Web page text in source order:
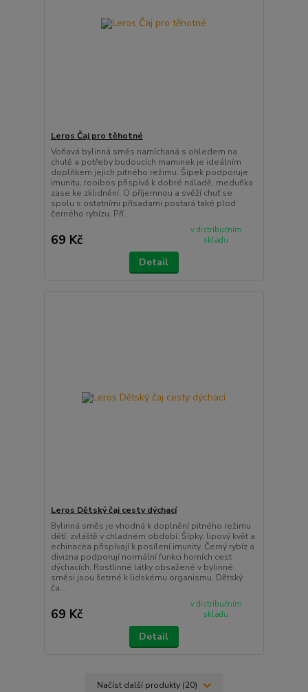
Leros Čaj pro těhotné
Voňavá bylinná směs namíchaná s ohledem na
chutě a potřeby budoucích maminek je ideálním
doplňkem jejich pitného režimu. Šípek podporuje
imunitu, rooibos přispívá k dobré náladě, meduňka
zase ke zklidnění. O příjemnou a svěží chuť se
spolu s ostatními přísadami postará také plod
černého rybízu. Pří...
69 Kč
v distribučním
skladu
Detail
Leros Dětský čaj cesty dýchací
Bylinná směs je vhodná k doplnění pitného režimu
dětí, zvláště v chladném období. Šípky, lipový květ a
echinacea přispívají k posílení imunity. Černý rybíz a
divizna podporují normální funkci horních cest
dýchacích. Rostlinné látky obsažené v bylinné
směsi jsou šetrné k lidskému organismu. Dětský
ča...
69 Kč
v distribučním
skladu
Detail
Načíst další produkty (20)